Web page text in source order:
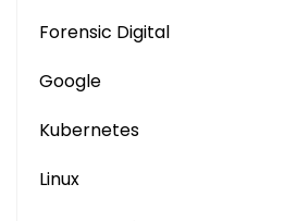
Forensic Digital
Google
Kubernetes
Linux